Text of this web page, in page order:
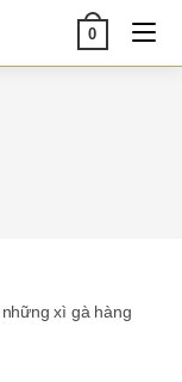
0
xì gà hàng